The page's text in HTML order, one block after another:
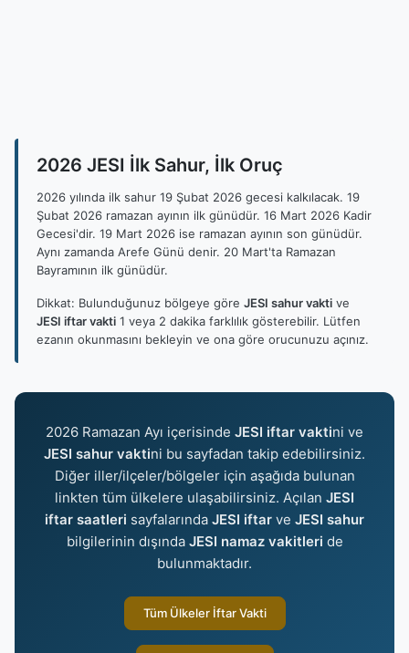
2026 JESI İlk Sahur, İlk Oruç
2026 yılında ilk sahur 19 Şubat 2026 gecesi kalkılacak. 19
Şubat 2026 ramazan ayının ilk günüdür. 16 Mart 2026 Kadir
Gecesi'dir. 19 Mart 2026 ise ramazan ayının son günüdür.
Aynı zamanda Arefe Günü denir. 20 Mart'ta Ramazan
Bayramının ilk günüdür.
Dikkat: Bulunduğunuz bölgeye göre JESI sahur vakti ve
JESI iftar vakti 1 veya 2 dakika farklılık gösterebilir. Lütfen
ezanın okunmasını bekleyin ve ona göre orucunuzu açınız.
2026 Ramazan Ayı içerisinde JESI iftar vaktini ve
JESI sahur vaktini bu sayfadan takip edebilirsiniz.
Diğer iller/ilçeler/bölgeler için aşağıda bulunan
linkten tüm ülkelere ulaşabilirsiniz. Açılan JESI
iftar saatleri sayfalarında JESI iftar ve JESI sahur
bilgilerinin dışında JESI namaz vakitleri de
bulunmaktadır.
Tüm Ülkeler İftar Vakti